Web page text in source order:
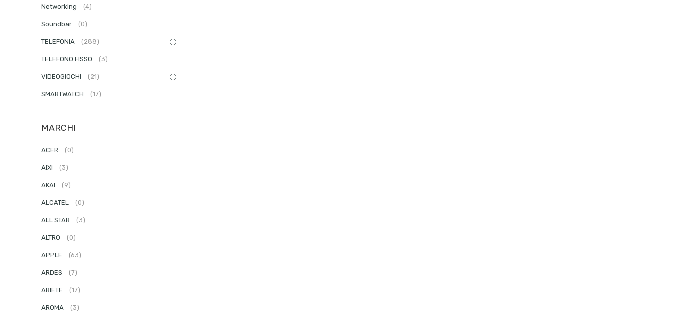
Networking (4)
Soundbar (0)
TELEFONIA (288)
TELEFONO FISSO (3)
VIDEOGIOCHI (21)
SMARTWATCH (17)
MARCHI
ACER (0)
AIXI (3)
AKAI (9)
ALCATEL (0)
ALL STAR (3)
ALTRO (0)
APPLE (63)
ARDES (7)
ARIETE (17)
AROMA (3)